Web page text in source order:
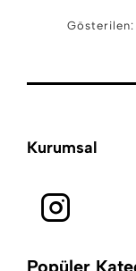
Gösterilen:
Kurumsal
Popüler